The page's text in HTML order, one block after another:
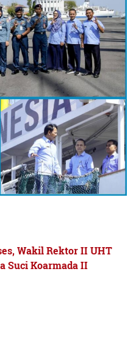
Wakil Rektor II UHT
Suci Koarmada II